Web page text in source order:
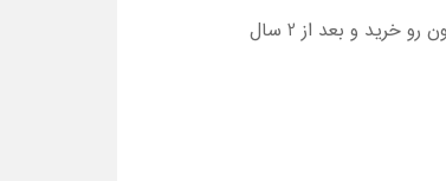
جزو پرفروشترین انیمیشن های دنیا هست. پیکسار کمپانی کوچک و جمع و جوری بود که استیو جابز اون رو خرید و بعد از 2 سال